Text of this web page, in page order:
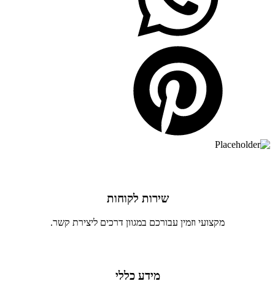
שירות לקוחות
מקצועי וזמין עבורכם במגוון דרכים ליצירת קשר.
מידע כללי